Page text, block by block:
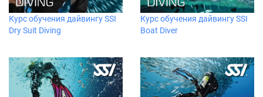
Курс обучения дайвингу SSI
Dry Suit Diving
Курс обучения дайвингу SSI
Boat Diver